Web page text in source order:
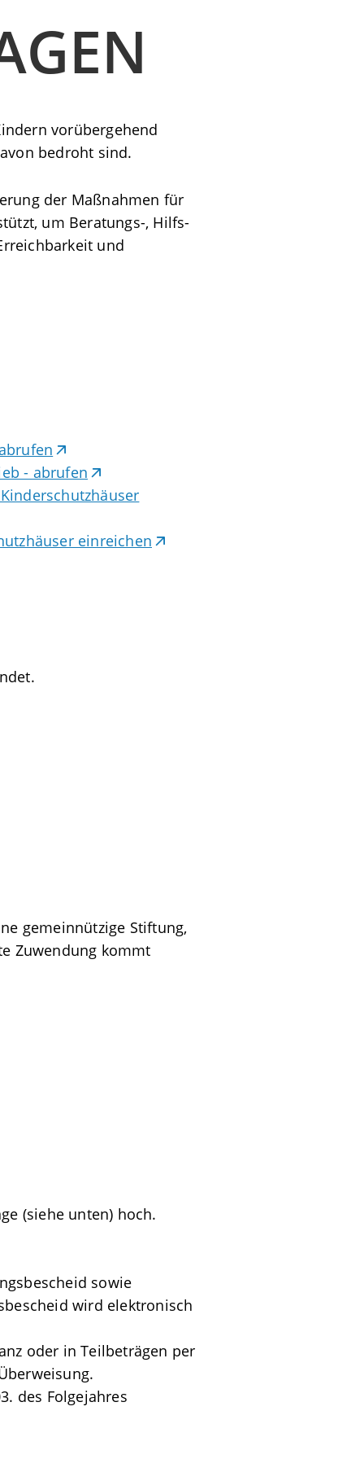
vorübergehend
bedroht sind.
der Maßnahmen für
um Beratungs-, Hilfs-
und
- abrufen
einreichen
gemeinnützige Stiftung,
Zuwendung kommt
(siehe unten) hoch.
sowie
wird elektronisch
oder in Teilbeträgen per
des Folgejahres